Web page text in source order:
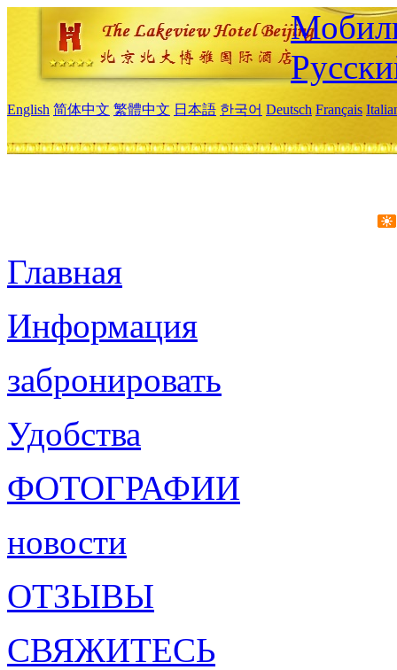
English 简体中文 繁體中文 日本語 한국어 Deutsch Français
Главная
Информация
забронировать
Удобства
ФОТОГРАФИИ
новости
ОТЗЫВЫ
СВЯЖИТЕСЬ